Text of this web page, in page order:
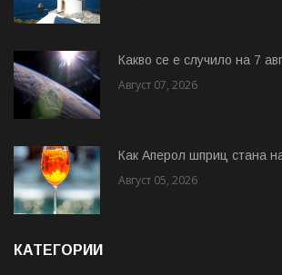
Какво се е случило на 7
Август 07, 2026
Как Аперол шприц стана
Август 05, 2026
КАТЕГОРИИ